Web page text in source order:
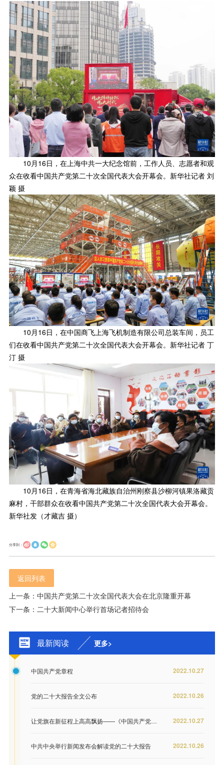
10月16日，在上海中共一大纪念馆前，工作人员、志愿者和观
众在收看中国共产党第二十次全国代表大会开幕会。新华社记者 刘
颖 摄
10月16日，在中国商飞上海飞机制造有限公司总装车间，员工
们在收看中国共产党第二十次全国代表大会开幕会。新华社记者 丁
汀 摄
10月16日，在青海省海北藏族自治州刚察县沙柳河镇果洛藏贡
麻村，干部群众在收看中国共产党第二十次全国代表大会开幕会。
新华社发（才藏吉 摄）
分享到：
返回列表
上一条：中国共产党第二十次全国代表大会在北京隆重开幕
下一条：二十大新闻中心举行首场记者招待会
最新阅读 更多>
2022.10.27
中国共产党章程
2022.10.26
党的二十大报告全文公布
2022.10.27
让党旗在新征程上高高飘扬——《中国共产党章程（修正案）》诞生记
2022.10.26
中共中央举行新闻发布会解读党的二十大报告